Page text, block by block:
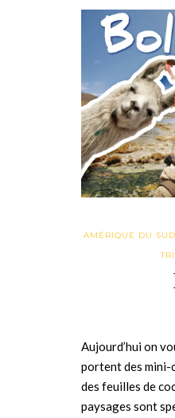
AMÉRIQUE DU
Aujourd’hui on
portent des mini-
des feuilles de
paysages sont